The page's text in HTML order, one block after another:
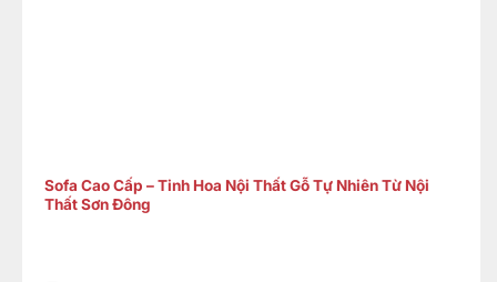
Sofa Cao Cấp – Tinh Hoa Nội Thất Gỗ Tự Nhiên Từ Nội
Thất Sơn Đông